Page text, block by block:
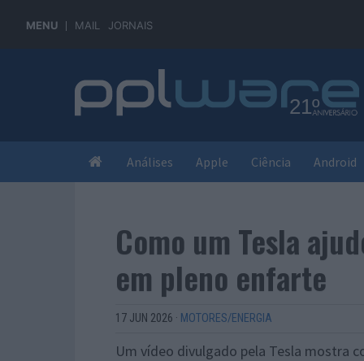
MENU MAIL JORNAIS
Análises Apple Ciência Android
Como um Tesla
em pleno enfarte
17 JUN 2026 · MOTORES/ENERGIA
Um vídeo divulgado pela Tesla mostra